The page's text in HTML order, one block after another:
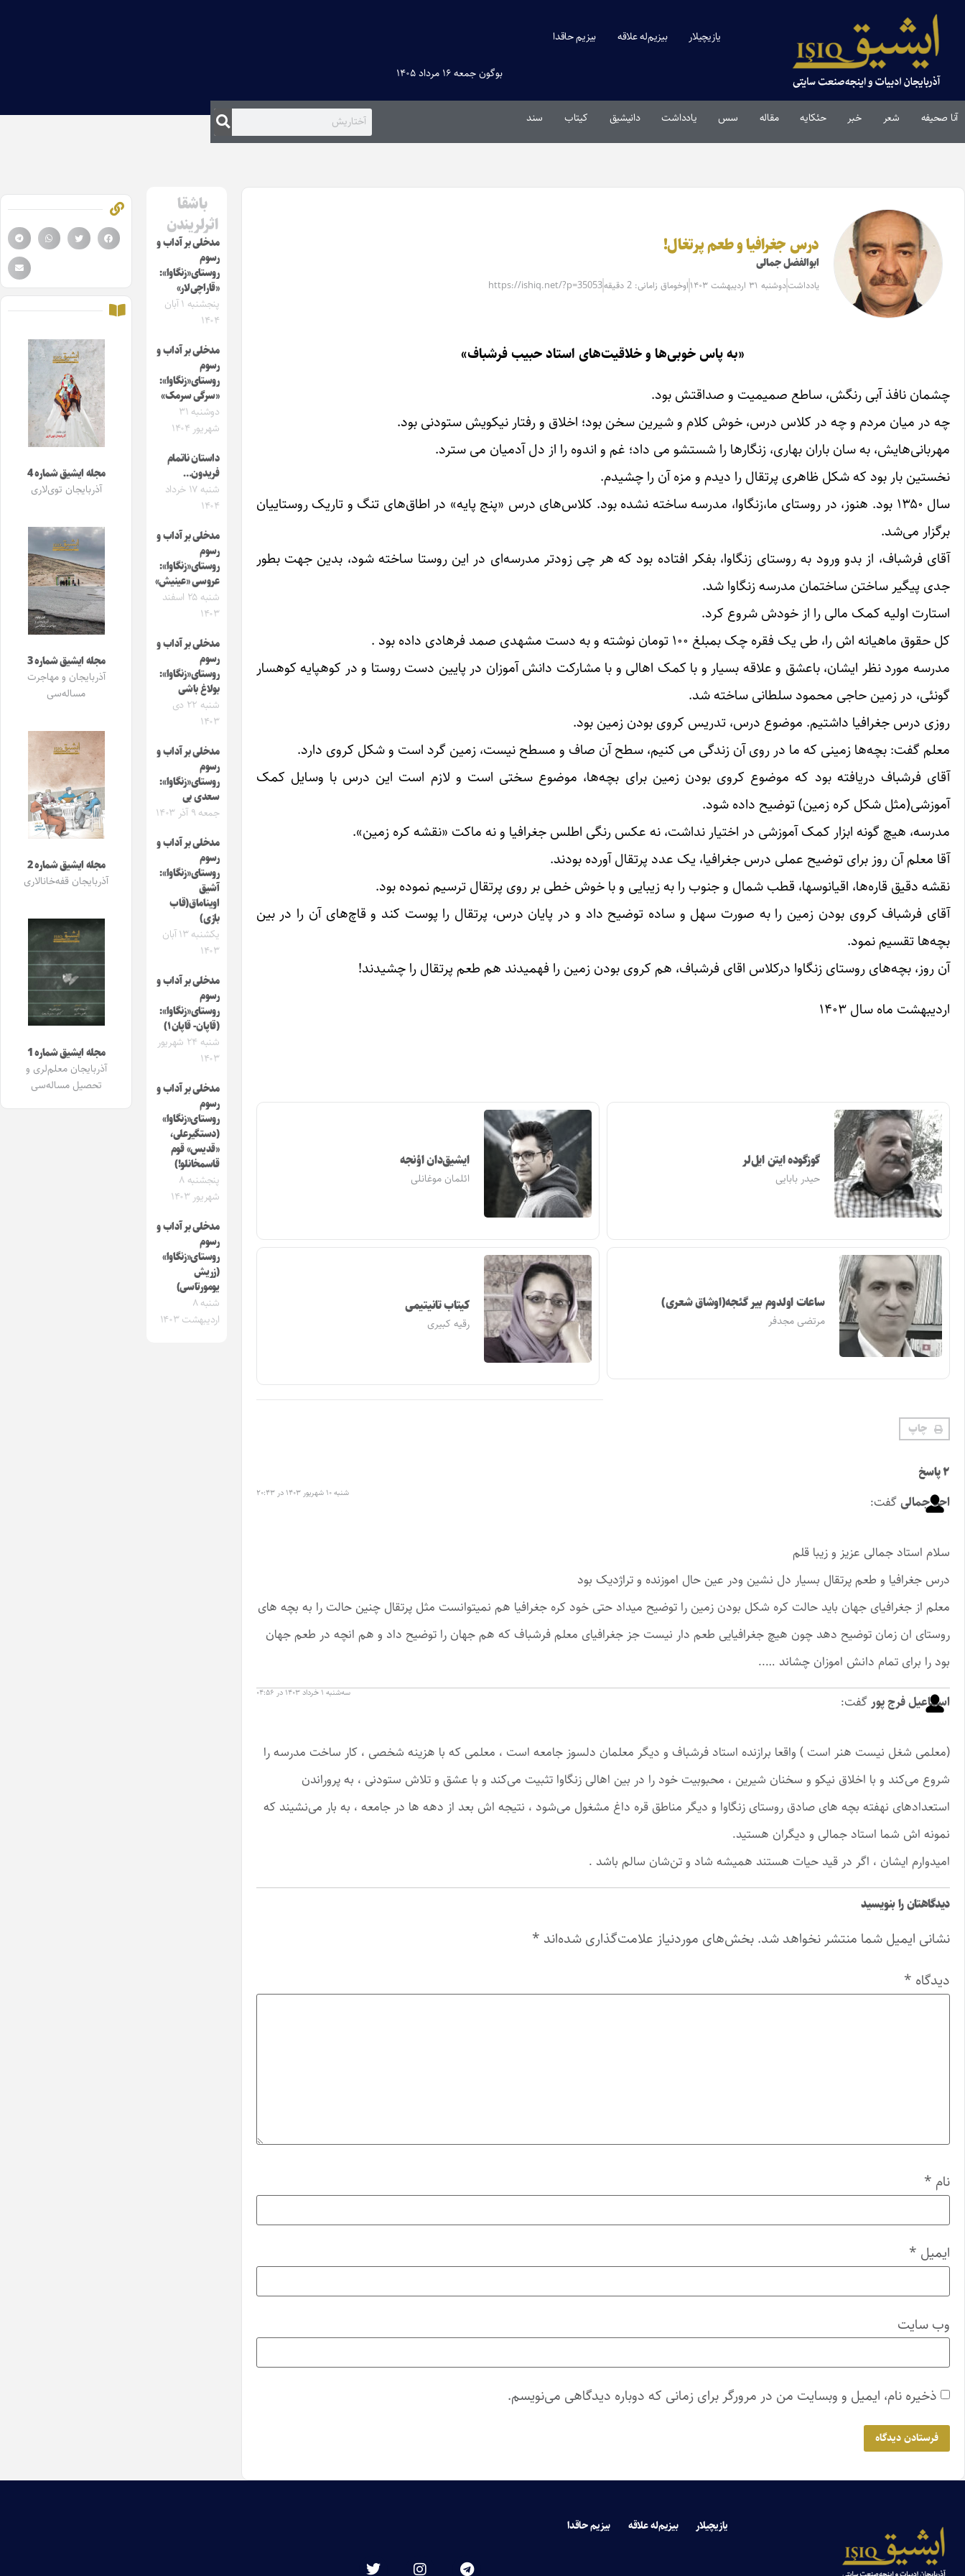
یازیچیلار بیزیم‌له علاقه بیزیم حاقدا
بوگون جمعه ۱۶ مرداد ۱۴۰۵
آنا صحیفه شعر خبر حئکایه مقاله‌ سس یادداشت دانیشیق کیتاب سند
درس جغرافیا و‌ طعم پرتغال!
ابوالفضل جمالی
یادداشتدوشنبه ۳۱ اردیبهشت ۱۴۰۳ اوخوماق زامانی: 2 دقیقه https://ishiq.net/?p=35053
«به پاس خوبی‌ها و خلاقیت‌های استاد حبیب فرشباف»
چشمان نافذ آبی رنگش، ساطع صمیمیت و صداقتش بود.
چه در میان مردم و چه در کلاس درس، خوش کلام و شیرین سخن بود؛ اخلاق و رفتار نیکویش ستودنی‌ بود.
مهربانی‌هایش، به سان باران بهاری، زنگارها را شستشو می داد؛ غم و اندوه را از دل آدمیان می سترد.
نخستین بار بود که شکل ظاهری پرتقال را دیدم و مزه آن را چشیدم‌.
سال ۱۳۵۰ بود. هنوز، در روستای ما،زنگاوا، مدرسه ساخته نشده بود. کلاس‌های درس «پنج پایه» در اطاق‌های تنگ و تاریک روستاییان
برگزار می‌شد‌.
آقای فرشباف، از بدو ورود به روستای زنگاوا، بفکر افتاده بود که هر چی زودتر مدرسه‌ای در این روستا ساخته شود، بدین جهت بطور
جدی پیگیر ساختن ساختمان مدرسه زنگاوا شد.
استارت اولیه کمک مالی را از خودش شروع کرد.
کل حقوق ماهیانه اش را، طی یک فقره چک بمبلغ ۱۰۰ تومان نوشته و به دست مشهدی صمد فرهادی داده بود .
مدرسه مورد نظر ایشان، باعشق و علاقه بسیار و با کمک اهالی و با مشارکت دانش آموزان در پایین دست روستا و در کوهپایه کوهسار
گونئی، در زمین حاجی محمود سلطانی ساخته شد.
روزی درس جغرافیا داشتیم. موضوع درس، تدریس کروی بودن زمین بود.
معلم گفت: بچه‌ها زمینی که ما در روی آن زندگی می کنیم‌، سطح آن صاف و مسطح نیست، زمین گرد است و شکل کروی دارد.
آقای فرشباف دریافته بود که موضوع کروی بودن زمین برای بچه‌ها، موضوع سختی است و لازم است این درس با وسایل کمک
آموزشی(مثل شکل کره زمین) توضیح داده شود.
مدرسه، هیچ گونه ابزار کمک آموزشی در اختیار نداشت، نه عکس رنگی اطلس جغرافیا و نه ماکت «نقشه کره زمین».
آقا معلم آن روز برای توضیح‌ عملی درس جغرافیا، یک عدد پرتقال آورده بودند.
نقشه دقیق قاره‌ها، اقیانوسها، قطب شمال و جنوب را به زیبایی و با خوش خطی بر روی پرتقال ترسیم نموده بود.
آقای فرشباف کروی بودن زمین را به صورت سهل و ساده توضیح داد و در پایان درس، پرتقال را پوست کند و قاچ‌های آن را در بین
بچه‌ها تقسیم نمود.
آن روز، بچه‌های روستای زنگاوا درکلاس اقای فرشباف، هم‌ کروی بودن زمین را فهمیدند هم طعم پرتقال را چشیدند!
اردیبهشت ماه سال ۱۴۰۳
گوزگوده ایتن ایل‌لر
حیدر بابایی
ایشیق‌دان اؤنجه
ائلمان موغانلی
ساعات اولدوم بیر گئجه(اوشاق شعری)
مرتضی مجدفر
کیتاب تانیتیمی
رقیه کبیری
چاپ
۲ پاسخ
احد جمالیگفت: شنبه ۱۰ شهریور ۱۴۰۳ در ۲۰:۴۳
سلام استاد جمالی عزیز و زیبا قلم
درس جغرافیا و طعم پرتقال بسیار دل نشین ودر عین حال اموزنده و تراژدیک بود
معلم از جغرافیای جهان باید حالت کره شکل بودن زمین را توضیح میداد حتی خود کره جغرافیا هم نمیتوانست مثل پرتقال چنین حالت را به بچه های
روستای ان زمان توضیح دهد چون هیچ جغرافیایی طعم دار نیست جز جغرافیای معلم فرشباف که هم جهان را توضیح داد و هم انچه در طعم جهان
بود را برای تمام دانش اموزان چشاند …..
اسماعیل فرج پور گفت: سه‌شنبه ۱ خرداد ۱۴۰۳ در ۰۴:۵۶
(معلمی شغل نیست هنر است ) واقعا برازنده استاد فرشباف و دیگر معلمان دلسوز جامعه است ، معلمی که با هزینه شخصی ، کار ساخت مدرسه را
شروع می‌کند و با اخلاق نیکو و سخنان شیرین ، محبوبیت خود را در بین اهالی زنگاوا تثبیت می‌کند و با عشق و تلاش ستودنی ، به پروراندن
استعدادهای نهفته بچه های صادق روستای زنگاوا و دیگر مناطق قره داغ مشغول می‌شود ، نتیجه اش بعد از دهه ها در جامعه ، به بار می‌نشیند که
نمونه اش شما استاد جمالی و دیگران هستید.
امیدوارم ایشان ، اگر در قید حیات هستند همیشه شاد و تن‌شان سالم باشد .
دیدگاهتان را بنویسید
نشانی ایمیل شما منتشر نخواهد شد. بخش‌های موردنیاز علامت‌گذاری شده‌اند *
دیدگاه *
نام *
ایمیل *
وب‌ سایت
ذخیره نام، ایمیل و وبسایت من در مرورگر برای زمانی که دوباره دیدگاهی می‌نویسم.
باشقا
اثرلریندن
مدخلی بر آداب و
رسوم
روستای«زنگاوا»:
«قاراچی‌لار»
پنجشنبه ۱ آبان
۱۴۰۴
مدخلی بر آداب و
رسوم
روستای«زنگاوا»:
«سرگی سرمک»
دوشنبه ۳۱
شهریور ۱۴۰۴
داستان ناتمام
فریدون…
شنبه ۱۷ خرداد
۱۴۰۴
مدخلی بر آداب و
رسوم
روستای«زنگاوا»:
عروسی «عینیش»
شنبه ۲۵ اسفند
۱۴۰۳
مدخلی بر آداب و
رسوم
روستای«زنگاوا»:
بولاغ باشی
شنبه ۲۲ دی
۱۴۰۳
مدخلی بر آداب و
رسوم
روستای«زنگاوا»:
سعدی بی
جمعه ۹ آذر ۱۴۰۳
مدخلی بر آداب و
رسوم
روستای«زنگاوا»:
آشیق
اویناماق(قاب
بازی)
یکشنبه ۱۳ آبان
۱۴۰۳
مدخلی بر آداب و
رسوم
روستای«زنگاوا»:
(قاپان- قاپان۱)
شنبه ۲۴ شهریور
۱۴۰۳
مدخلی بر آداب و
رسوم
روستای«زنگاوا»
(دستگیرعلی،
«قدیس» قوم
قاسمخانلو!)
پنجشنبه ۸
شهریور ۱۴۰۳
مدخلی بر آداب و
رسوم
روستای«زنگاوا»
(زریش
یومورتاسی)
شنبه ۸
اردیبهشت ۱۴۰۳
مجله ایشیق شماره 4
آذربایجان توی‌لاری
مجله ایشیق شماره 3
آذربایجان و مهاجرت
مساله‌سی
مجله ایشیق شماره 2
آذربایجان قفه‌خانالاری
مجله ایشیق شماره 1
آذربایجان معلم‌لری و
تحصیل مساله‌سی
یازیچیلار بیزیم‌له علاقه بیزیم حاقدا